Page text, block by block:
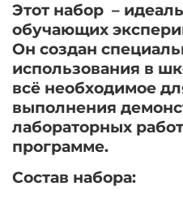
Этот набор –
обучающих
Он создан
использования в
всё необходимое
выполнения
лабораторных
программе.
Состав набора: